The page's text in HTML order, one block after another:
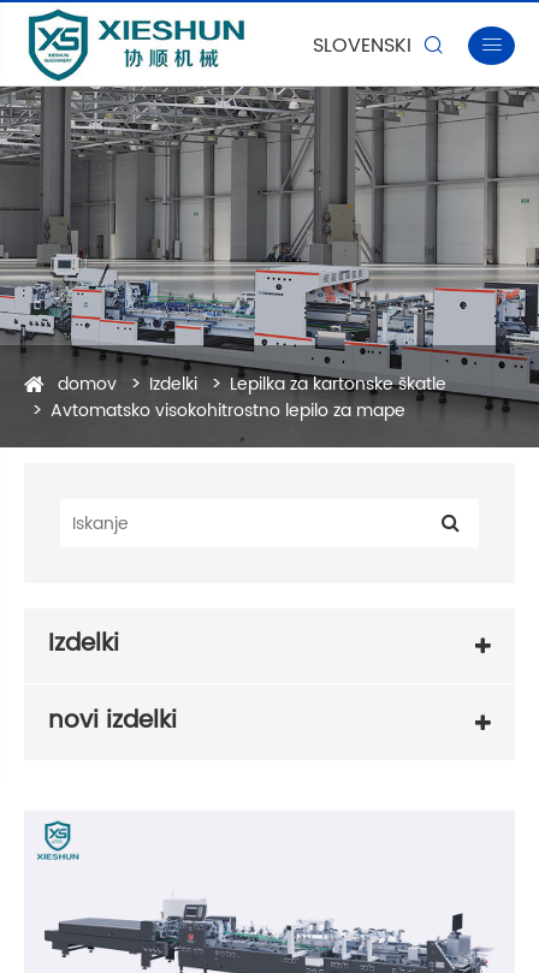
SLOVENSKI  
domov Izdelki
Lepilka za kartonske škatle
Avtomatsko visokohitrostno lepilo za mape
Izdelki
novi izdelki